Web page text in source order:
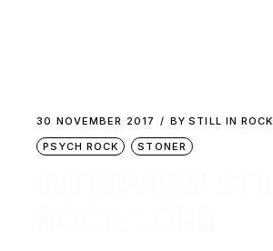
30 NOVEMBER 2017 BY STILL IN ROCK
PSYCH ROCK
STONER